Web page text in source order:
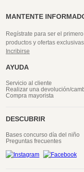
MANTENTE
Regístrate para ser el
productos y ofertas
Incribirse
AYUDA
Servicio al cliente
Realizar una devolución/
Compra mayorista
DESCUBRIR
Bases concurso día del niño
Preguntas frecuentes